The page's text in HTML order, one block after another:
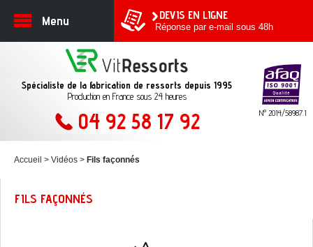
Menu DEVIS EN LIGNE
Réponse par e-mail sous 48h
N° 2014/58987.1
Spécialiste de la fabrication de ressorts depuis 1995
Production en France sous 24 heures
04 92 58 17 92
Accueil Vidéos Fils façonnés
FILS FAÇONNÉS